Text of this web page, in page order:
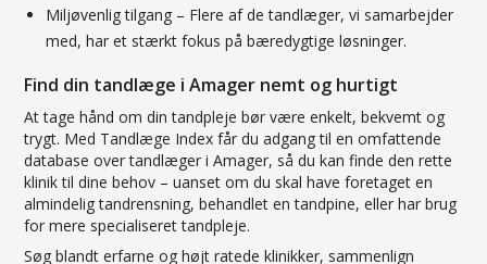
Miljøvenlig tilgang – Flere af de tandlæger, vi samarbejder
med, har et stærkt fokus på bæredygtige løsninger.
Find din tandlæge i Amager nemt og hurtigt
At tage hånd om din tandpleje bør være enkelt, bekvemt og
trygt. Med Tandlæge Index får du adgang til en omfattende
database over tandlæger i Amager, så du kan finde den rette
klinik til dine behov – uanset om du skal have foretaget en
almindelig tandrensning, behandlet en tandpine, eller har brug
for mere specialiseret tandpleje.
Søg blandt erfarne og højt ratede klinikker, sammenlign